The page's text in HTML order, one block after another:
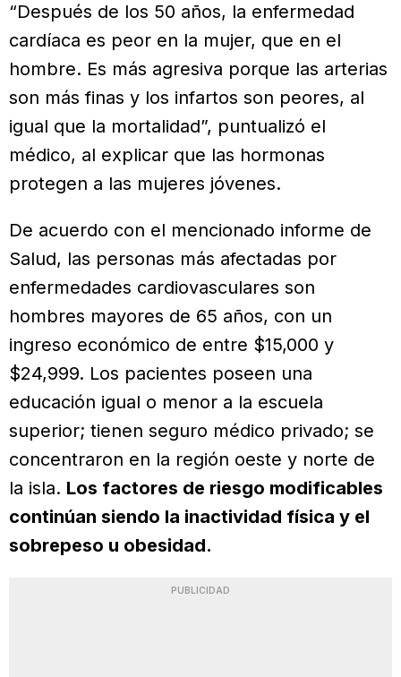
“Después de los 50 años, la enfermedad
cardíaca es peor en la mujer, que en el
hombre. Es más agresiva porque las arterias
son más finas y los infartos son peores, al
igual que la mortalidad”, puntualizó el
médico, al explicar que las hormonas
protegen a las mujeres jóvenes.
De acuerdo con el mencionado informe de
Salud, las personas más afectadas por
enfermedades cardiovasculares son
hombres mayores de 65 años, con un
ingreso económico de entre $15,000 y
$24,999. Los pacientes poseen una
educación igual o menor a la escuela
superior; tienen seguro médico privado; se
concentraron en la región oeste y norte de
la isla. Los factores de riesgo modificables
continúan siendo la inactividad física y el
sobrepeso u obesidad.
PUBLICIDAD